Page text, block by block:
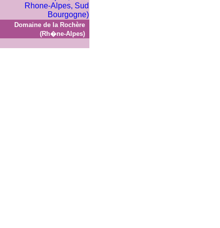
Domaine de la Rochère
(Rh�ne-Alpes)